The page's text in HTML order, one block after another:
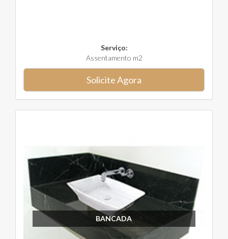
Serviço:
Assentamento m2
Solicite Agora
BANCADA